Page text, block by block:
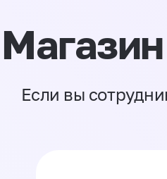
Если вы